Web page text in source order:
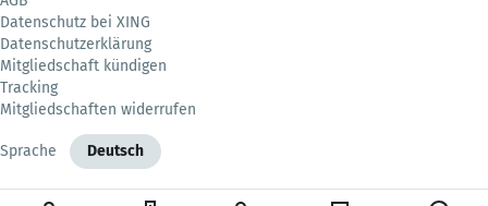
Datenschutz bei XING
Datenschutzerklärung
Mitgliedschaft kündigen
Tracking
Mitgliedschaften widerrufen
Sprache Deutsch